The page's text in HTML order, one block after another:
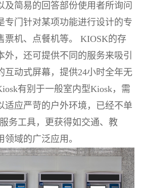
及简易的回答部份使用者所询问
专门针对某项功能进行设计的专
票机、点餐机等。 KIOSK的存
外，还可提供不同的服务来吸引
互动式屏幕，提供24小时全年无
有别于一般室内型Kiosk，需
适应严苛的户外环境，已经不单
务工具，更获得如交通、教
域的广泛应用。